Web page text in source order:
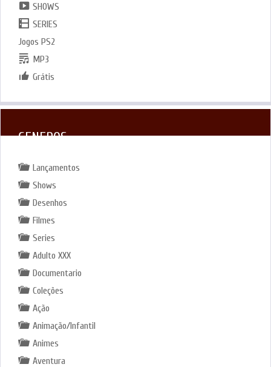
SHOWS
SERIES
Jogos PS2
MP3
Grátis
GENEROS
Lançamentos
Shows
Desenhos
Filmes
Series
Adulto XXX
Documentario
Coleções
Ação
Animação/Infantil
Animes
Aventura